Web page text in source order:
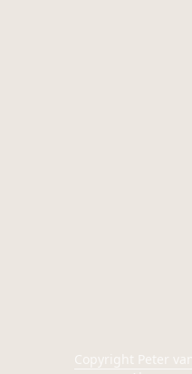
Copyright Peter